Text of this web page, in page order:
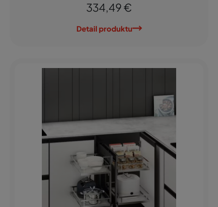
334,49 €
Detail produktu